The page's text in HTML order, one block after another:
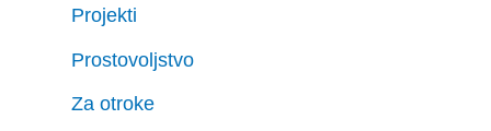
Projekti
Prostovoljstvo
Za otroke